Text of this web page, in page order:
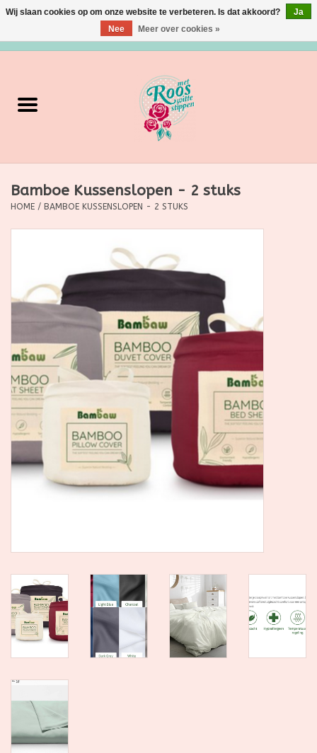
Verzorging
Grimeermateriaal
Eten/Drinken
Ditjes & Datjes
SALE
Kadootjes
Belgisch
Workshops
Bamboe Kussenslopen - 2 stuks
HOME / BAMBOE KUSSENSLOPEN - 2 STUKS
Wij slaan cookies op om onze website te verbeteren. Is dat akkoord?
Ja
Nee
Meer over cookies »